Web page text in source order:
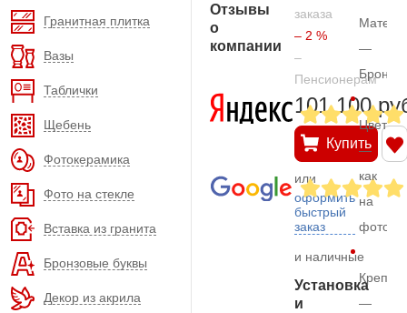
Гранитная плитка
Вазы
Таблички
Щебень
Фотокерамика
Фото на стекле
Вставка из гранита
Бронзовые буквы
Декор из акрила
Отзывы
о
компании
заказа
– 2 %
–
Пенсионерам
101.100
Купить
или
оформить
быстрый
заказ
и наличные
Установка
и
—
Бронза
Цвет
—
как
на
фото
—